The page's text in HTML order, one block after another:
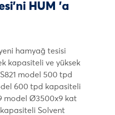
HUM ’a
hamyağ tesisi
kapasiteli ve yüksek
model 500 tpd
600 tpd kapasiteli
model Ø3500x9 kat
kapasiteli Solvent